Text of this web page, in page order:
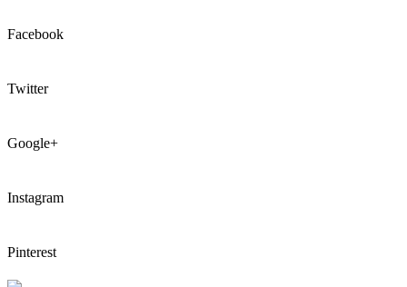
Facebook
Twitter
Google+
Instagram
Pinterest